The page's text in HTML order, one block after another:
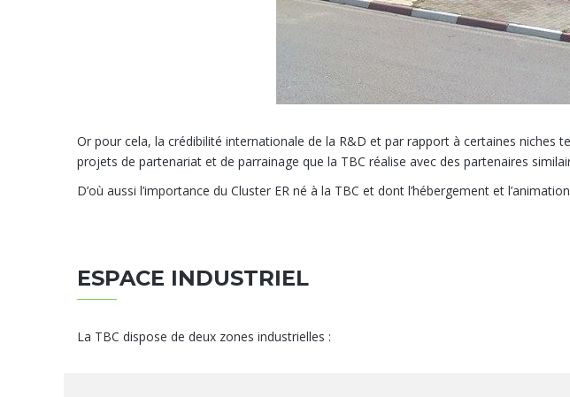
Or pour cela, la crédibilité internationale de la R&D et par rapport à certaines niches
projets de partenariat et de parrainage que la TBC réalise avec des partenaires
D’où aussi l’importance du Cluster ER né à la TBC et dont l’hébergement et
ESPACE INDUSTRIEL
La TBC dispose de deux zones industrielles :